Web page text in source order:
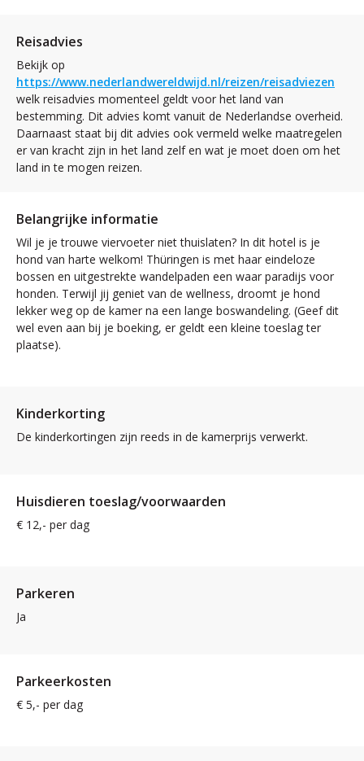
Reisadvies
Bekijk op
https://www.nederlandwereldwijd.nl/reizen/reisadviezen
welk reisadvies momenteel geldt voor het land van
bestemming. Dit advies komt vanuit de Nederlandse overheid.
Daarnaast staat bij dit advies ook vermeld welke maatregelen
er van kracht zijn in het land zelf en wat je moet doen om het
land in te mogen reizen.
Belangrijke informatie
Wil je je trouwe viervoeter niet thuislaten? In dit hotel is je
hond van harte welkom! Thüringen is met haar eindeloze
bossen en uitgestrekte wandelpaden een waar paradijs voor
honden. Terwijl jij geniet van de wellness, droomt je hond
lekker weg op de kamer na een lange boswandeling. (Geef dit
wel even aan bij je boeking, er geldt een kleine toeslag ter
plaatse).
Kinderkorting
De kinderkortingen zijn reeds in de kamerprijs verwerkt.
Huisdieren toeslag/voorwaarden
€ 12,- per dag
Parkeren
Ja
Parkeerkosten
€ 5,- per dag